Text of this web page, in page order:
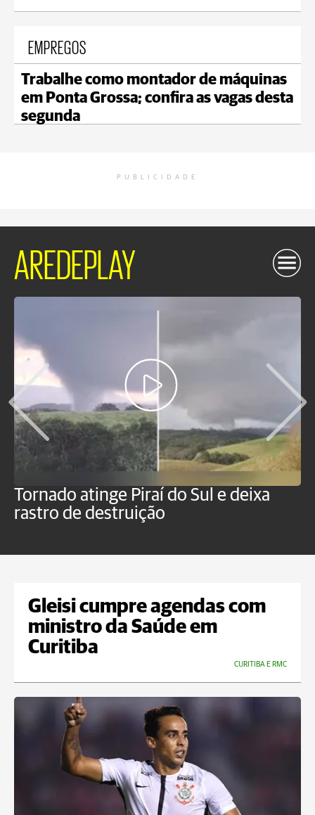
EMPREGOS
Trabalhe como montador de máquinas
em Ponta Grossa; confira as vagas desta
segunda
PUBLICIDADE
AREDEPLAY
Tornado atinge Piraí do Sul e deixa
rastro de destruição
Gleisi cumpre agendas com
ministro da Saúde em
Curitiba
CURITIBA E RMC